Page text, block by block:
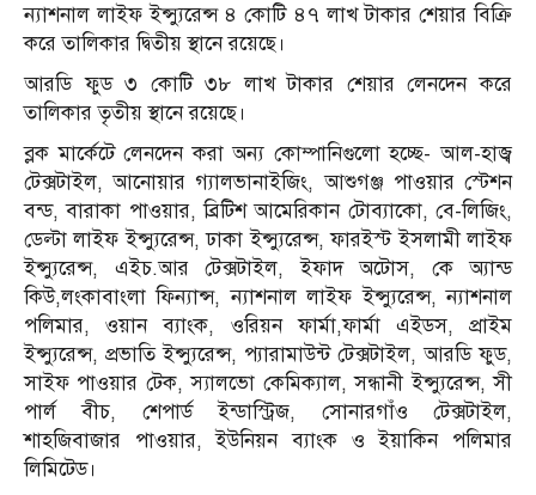
ন্যাশনাল লাইফ ইন্স্যুরেন্স ৪ কোটি ৪৭ লাখ টাকার শেয়ার বিক্রি
করে তালিকার দ্বিতীয় স্থানে রয়েছে।
আরডি ফুড ৩ কোটি ৩৮ লাখ টাকার শেয়ার লেনদেন করে
তালিকার তৃতীয় স্থানে রয়েছে।
ব্লক মার্কেটে লেনদেন করা অন্য কোম্পানিগুলো হচ্ছে- আল-হাজ্ব
টেক্সটাইল, আনোয়ার গ্যালভানাইজিং, আশুগঞ্জ পাওয়ার স্টেশন
বন্ড, বারাকা পাওয়ার, ব্রিটিশ আমেরিকান টোব্যাকো, বে-লিজিং,
ডেল্টা লাইফ ইন্স্যুরেন্স, ঢাকা ইন্স্যুরেন্স, ফারইস্ট ইসলামী লাইফ
ইন্স্যুরেন্স, এইচ.আর টেক্সটাইল, ইফাদ অটোস, কে অ্যান্ড
কিউ,লংকাবাংলা ফিন্যান্স, ন্যাশনাল লাইফ ইন্স্যুরেন্স, ন্যাশনাল
পলিমার, ওয়ান ব্যাংক, ওরিয়ন ফার্মা,ফার্মা এইডস, প্রাইম
ইন্স্যুরেন্স, প্রভাতি ইন্স্যুরেন্স, প্যারামাউন্ট টেক্সটাইল, আরডি ফুড,
সাইফ পাওয়ার টেক, স্যালভো কেমিক্যাল, সন্ধানী ইন্স্যুরেন্স, সী
পার্ল বীচ, শেপার্ড ইন্ডাস্ট্রিজ, সোনারগাঁও টেক্সটাইল,
শাহজিবাজার পাওয়ার, ইউনিয়ন ব্যাংক ও ইয়াকিন পলিমার
লিমিটেড।